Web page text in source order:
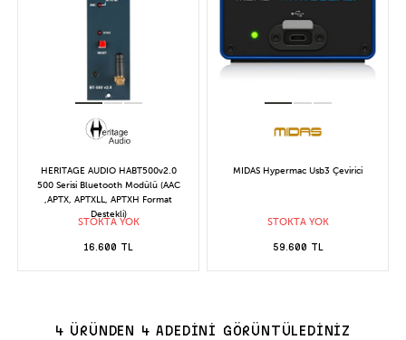
HERITAGE AUDIO HABT500v2.0
500 Serisi Bluetooth Modülü (AAC
,APTX, APTXLL, APTXH Format
Destekli)
STOKTA YOK
16.600 TL
MIDAS Hypermac Usb3 Çevirici
STOKTA YOK
59.600 TL
4 ÜRÜNDEN 4 ADEDİNİ GÖRÜNTÜLEDİNİZ